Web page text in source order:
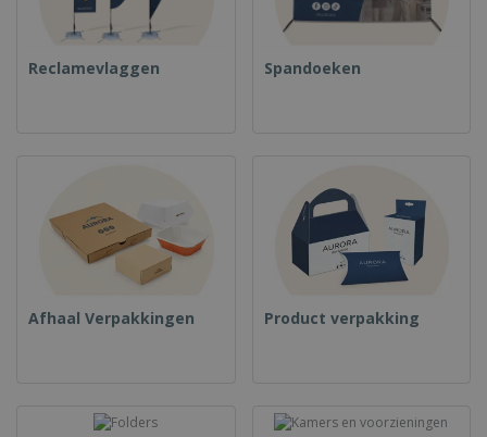
Reclamevlaggen Spandoeken
Afhaal Verpakkingen Product verpakking